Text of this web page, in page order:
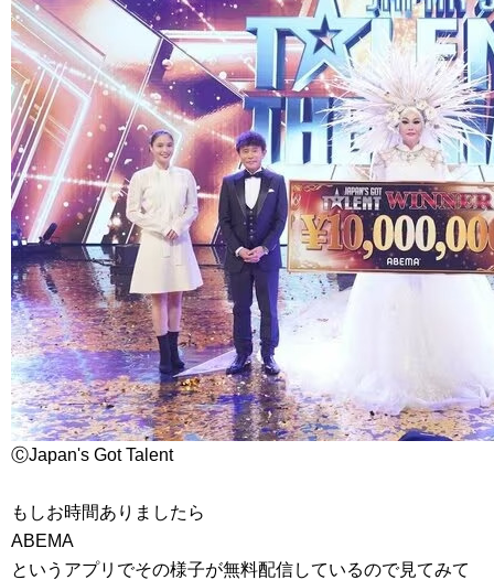
ⒸJapan's Got Talent
もしお時間ありましたら
ABEMA
というアプリでその様子が無料配信しているので見てみて